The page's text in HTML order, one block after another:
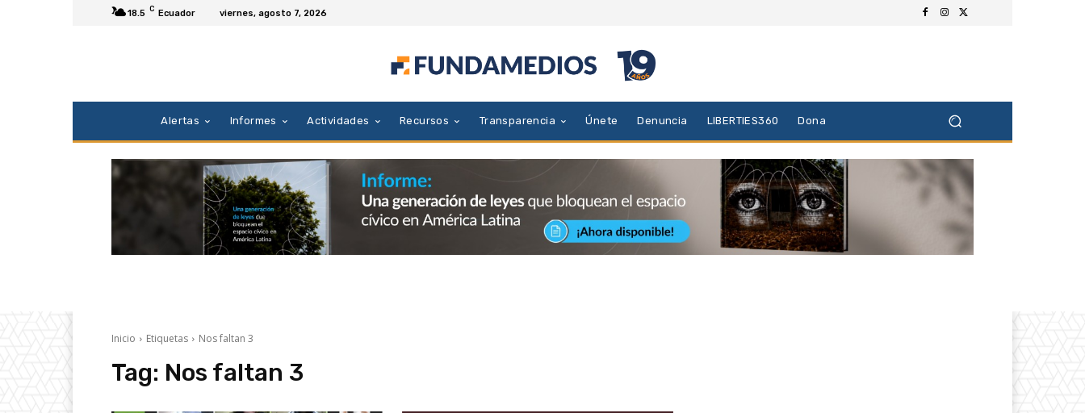
18.5 C Ecuador viernes, agosto 7, 2026
Alertas Informes Actividades Recursos Transparencia Únete Denuncia LIBERTIES360 Dona
Inicio Etiquetas Nos faltan 3
Tag: Nos faltan 3